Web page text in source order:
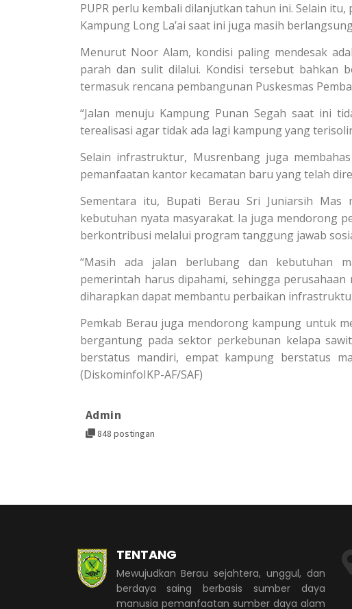
PUPR perlu kembali dilanjutkan tahun ini. Selain
Kampung Long La’ai saat ini juga masih
Menurut Noor Alam, kondisi paling mendesak
parah dan sulit dilalui. Kondisi tersebut bahkan
termasuk rencana pembangunan Puskesmas
“Jalan menuju Kampung Punan Segah saat ini
terealisasi agar tidak ada lagi kampung yang
Selain infrastruktur, Musrenbang juga
pemanfaatan kantor kecamatan baru yang telah
Sementara itu, Bupati Berau Sri Juniarsih Mas
kebutuhan nyata masyarakat. Ia juga mendorong
berkontribusi melalui program tanggung jawab
“Masih ada jalan berlubang dan kebutuhan
pemerintah harus dipahami, sehingga
diharapkan dapat membantu perbaikan
Pemkab Berau juga mendorong kampung untuk
bergantung pada sektor perkebunan kelapa
berstatus mandiri, empat kampung berstatus
(DiskominfoIKP-AF/SAF)
Admin
848 postingan
TENTANG
Mewujudkan Berau sejahtera, unggul, dan
berdaya saing berbasis sumber daya
manusia pemanfaatan sumber daya alam